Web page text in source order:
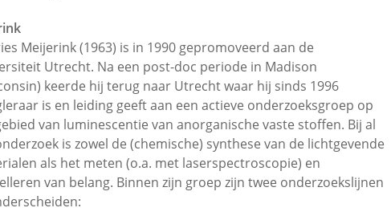
Meijerink (1963) is in 1990 gepromoveerd aan de
Utrecht. Na een post-doc periode in Madison
keerde hij terug naar Utrecht waar hij sinds 1996
is en leiding geeft aan een actieve onderzoeksgroep op
van luminescentie van anorganische vaste stoffen. Bij al
is zowel de (chemische) synthese van de lichtgevende
als het meten (o.a. met laserspectroscopie) en
van belang. Binnen zijn groep zijn twee onderzoekslijnen